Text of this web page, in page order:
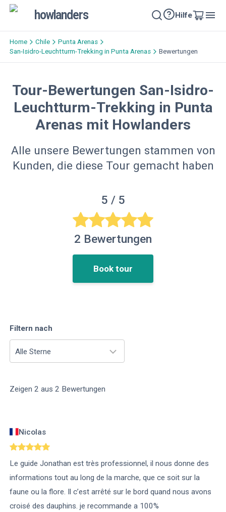
howlanders Hilfe
Home Chile
Punta Arenas
San-Isidro-Leuchtturm-Trekking in Punta Arenas
Bewertungen
Tour-Bewertungen San-Isidro-
Leuchtturm-Trekking in Punta
Arenas mit Howlanders
Alle unsere Bewertungen stammen von
Kunden, die diese Tour gemacht haben
5 / 5
2 Bewertungen
Book tour
Filtern nach
Alle Sterne
Zeigen 2 aus 2 Bewertungen
Nicolas
Le guide Jonathan est très professionnel, il nous donne des
informations tout au long de la marche, que ce soit sur la
faune ou la flore. Il c’est arrêté sur le bord quand nous avons
croisé des dauphins. je recommande a 100%